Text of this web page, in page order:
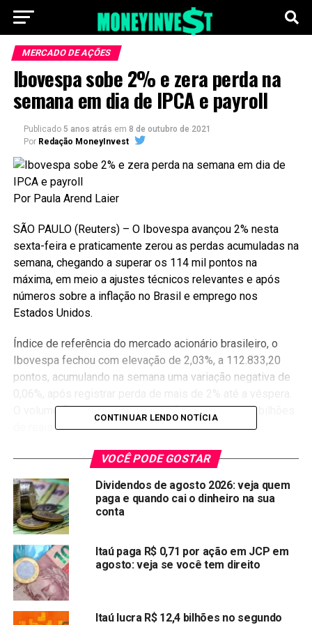
MERCADO DE AÇÕES
Ibovespa sobe 2% e zera perda na
semana em dia de IPCA e payroll
Publicado 5 anos atrás em 8 de outubro de 2021
Por Redação MoneyInvest
Por Paula Arend Laier
SÃO PAULO (Reuters) – O Ibovespa avançou 2% nesta
sexta-feira e praticamente zerou as perdas acumuladas na
semana, chegando a superar os 114 mil pontos na
máxima, em meio a ajustes técnicos relevantes e após
números sobre a inflação no Brasil e emprego nos
Estados Unidos.
Índice de referência do mercado acionário brasileiro, o
Ibovespa fechou com elevação de 2,03%, a 112.833,20
pontos, acumulando na semana uma variação negativa de
O volume financeiro nesta sexta-feira somou 34,8 bilhões
O último pregão da semana encontrou respaldo
IPCA abaixo do esperado em setembro – embora ainda
em níveis elevados. A taxa em 12 meses superou 10%
pela 1ª vez desde 2016.
De acordo com o diretor de investimentos da BS2 Asset,
Mauro Orefice, o dado alimentou percepções no mercado
de que o pior do IPCA talvez tenha passado, e que a
CONTINUAR LENDO NOTÍCIA
VOCÊ PODE GOSTAR
Dividendos de agosto 2026: veja quem
paga e quando cai o dinheiro na sua
conta
Itaú paga R$ 0,71 por ação em JCP em
agosto: veja se você tem direito
Itaú lucra R$ 12,4 bilhões no segundo